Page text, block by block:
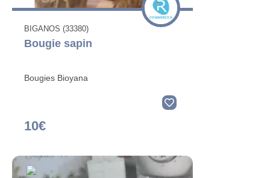
BIGANOS (33380)
Bougie sapin
Bougies Bioyana
10€